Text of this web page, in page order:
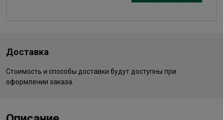
Доставка
Стоимость и способы доставки будут доступны при
оформлении заказа.